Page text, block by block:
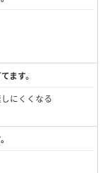
ます。
にくくなる